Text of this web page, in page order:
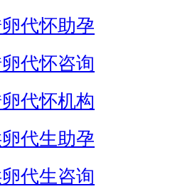
代怀助孕
代怀咨询
代怀机构
代生助孕
代生咨询